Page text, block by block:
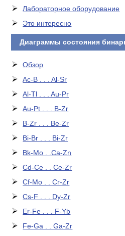
Лабораторное оборудование
Это интересно
Диаграммы состояния
Обзор
Ac-B . . . Al-Sr
Al-Tl . . . Au-Pr
Au-Pt . . . B-Zr
B-Zr . . . Be-Zr
Bi-Br . . . Bi-Zr
Bk-Mo . .Ca-Zn
Cd-Ce . . Ce-Zr
Cf-Mo . . Cr-Zr
Cs-F . . . Dy-Zr
Er-Fe . . . F-Yb
Fe-Ga . . Ga-Zr